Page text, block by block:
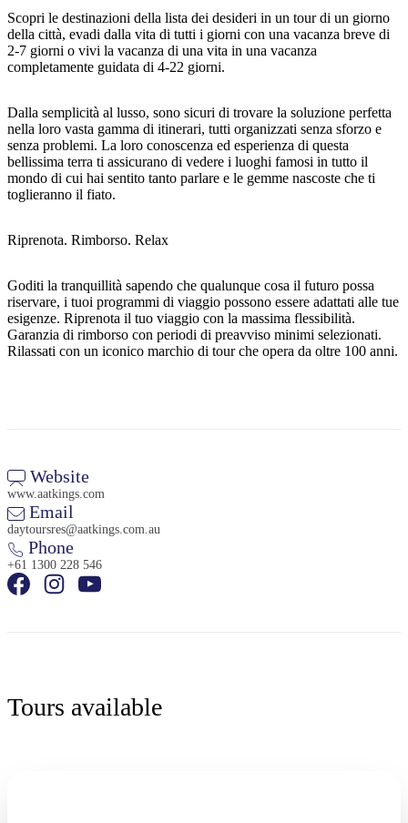
Cerca:
Sign
up
Scopri le destinazioni della lista dei desideri in un tour di un giorno
della città, evadi dalla vita di tutti i giorni con una vacanza breve di
2-7 giorni o vivi la vacanza di una vita in una vacanza
completamente guidata di 4-22 giorni.
Dalla semplicità al lusso, sono sicuri di trovare la soluzione perfetta
nella loro vasta gamma di itinerari, tutti organizzati senza sforzo e
senza problemi. La loro conoscenza ed esperienza di questa
bellissima terra ti assicurano di vedere i luoghi famosi in tutto il
mondo di cui hai sentito tanto parlare e le gemme nascoste che ti
toglieranno il fiato.
Riprenota. Rimborso. Relax
Goditi la tranquillità sapendo che qualunque cosa il futuro possa
riservare, i tuoi programmi di viaggio possono essere adattati alle tue
esigenze. Riprenota il tuo viaggio con la massima flessibilità.
Garanzia di rimborso con periodi di preavviso minimi selezionati.
Rilassati con un iconico marchio di tour che opera da oltre 100 anni.
Website
www.aatkings.com
Email
daytoursres@aatkings.com.au
Phone
+61 1300 228 546
Tours available